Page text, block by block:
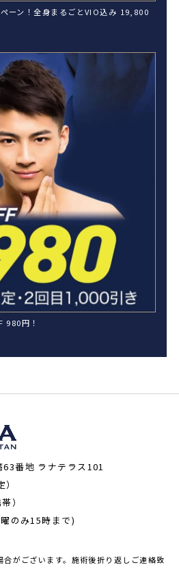
ーン！全身まるごとVIO込み 19,800
980円！
番地 ラナテラス101
）
のみ15時まで)
がございます。施術後折り返しご連絡致